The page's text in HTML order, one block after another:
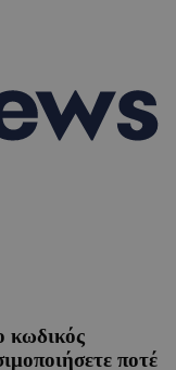
κωδικός
ποτέ